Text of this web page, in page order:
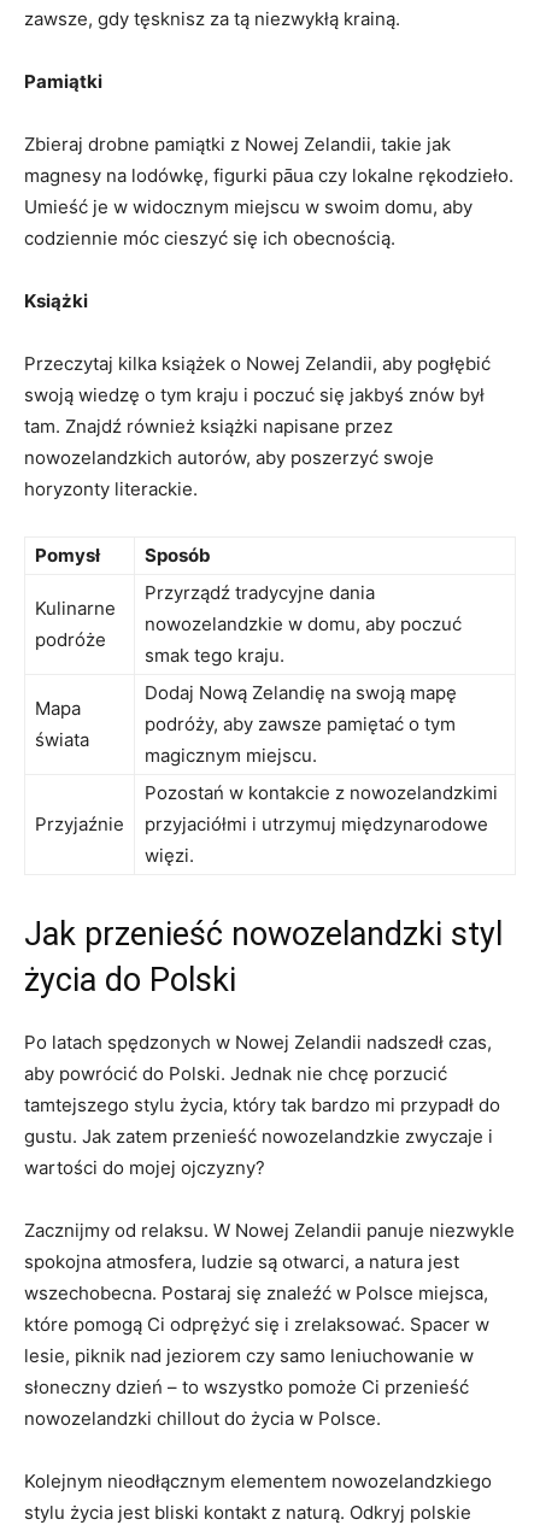
zawsze, gdy tęsknisz za tą niezwykłą ‌krainą.
Pamiątki
Zbieraj drobne pamiątki z Nowej Zelandii, takie jak
magnesy ⁤na lodówkę, figurki pāua czy lokalne rękodzieło.‌
Umieść ⁣je ⁢w widocznym miejscu w swoim domu, aby
codziennie móc cieszyć‌ się ich ‍obecnością.
Książki
Przeczytaj kilka książek o Nowej ‍Zelandii, aby pogłębić
swoją wiedzę o ‌tym kraju i poczuć się jakbyś⁤ znów⁢ był
tam. Znajdź również książki napisane przez
nowozelandzkich autorów, aby poszerzyć​ swoje
horyzonty literackie.
Pomysł Sposób
Kulinarne
podróże
Przyrządź tradycyjne dania
nowozelandzkie ‍w domu, aby ⁤poczuć
smak tego kraju.
Mapa
świata
Dodaj ⁣Nową Zelandię‍ na swoją mapę
podróży, aby zawsze pamiętać o tym
magicznym ⁤miejscu.
Przyjaźnie
Pozostań w kontakcie z nowozelandzkimi
przyjaciółmi i utrzymuj ⁤międzynarodowe
więzi.
Jak przenieść nowozelandzki styl
życia do Polski
Po latach spędzonych⁤ w Nowej Zelandii nadszedł ​czas,⁣
aby powrócić do Polski. Jednak nie chcę porzucić
tamtejszego stylu życia, który tak bardzo mi przypadł do
gustu. Jak zatem przenieść nowozelandzkie zwyczaje i
wartości ⁤do mojej ojczyzny?
Zacznijmy od relaksu. W Nowej Zelandii panuje niezwykle
spokojna atmosfera, ludzie‌ są otwarci,‌ a natura ‍jest
⁤wszechobecna. Postaraj się znaleźć w Polsce miejsca,
które pomogą​ Ci odprężyć się i ⁣zrelaksować. Spacer w
lesie, piknik nad jeziorem czy samo leniuchowanie w
słoneczny dzień – to wszystko pomoże Ci przenieść
nowozelandzki chillout do życia w Polsce.
Kolejnym nieodłącznym elementem⁣ nowozelandzkiego
stylu życia⁤ jest⁢ bliski kontakt z naturą. Odkryj polskie